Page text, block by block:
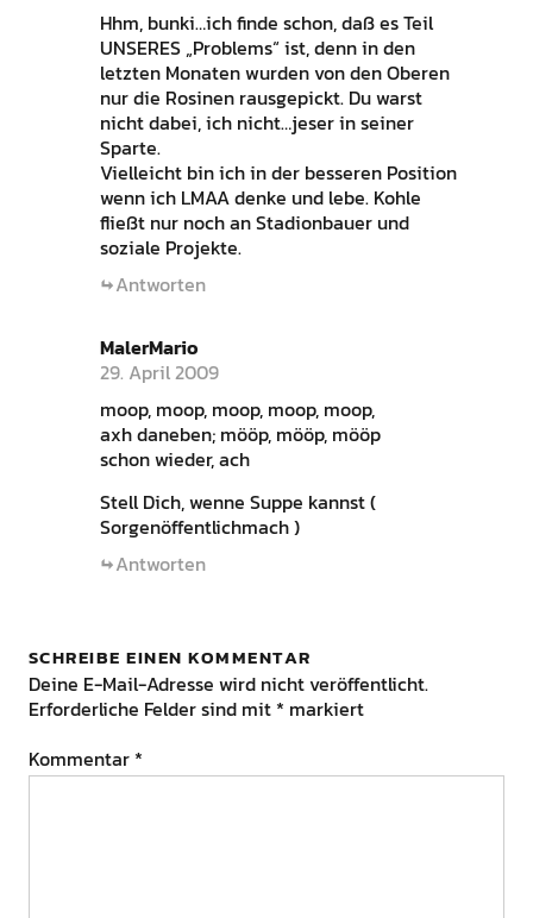
Hhm, bunki…ich finde schon, daß es Teil
UNSERES „Problems“ ist, denn in den
letzten Monaten wurden von den Oberen
nur die Rosinen rausgepickt. Du warst
nicht dabei, ich nicht…jeser in seiner
Sparte.
Vielleicht bin ich in der besseren Position
wenn ich LMAA denke und lebe. Kohle
fließt nur noch an Stadionbauer und
soziale Projekte.
Antworten
MalerMario
29. April 2009
moop, moop, moop, moop, moop,
axh daneben; mööp, mööp, mööp
schon wieder, ach
Stell Dich, wenne Suppe kannst (
Sorgenöffentlichmach )
Antworten
SCHREIBE EINEN KOMMENTAR
Deine E-Mail-Adresse wird nicht veröffentlicht.
Erforderliche Felder sind mit * markiert
Kommentar *